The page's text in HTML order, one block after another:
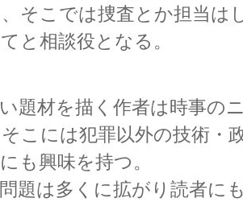
そこでは捜査とか担当は
と相談役となる。
題材を描く作者は時事の
こには犯罪以外の技術・
も興味を持つ。
題は多くに拡がり読者に